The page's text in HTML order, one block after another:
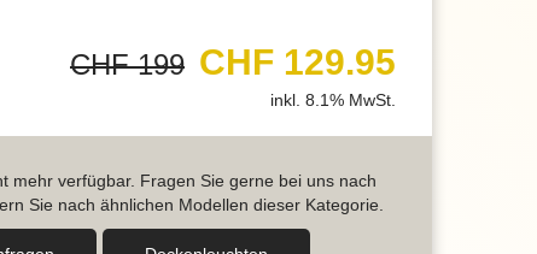
zum Meditieren
von Vorteil
romantischen Dinner ein angenehmer
kann in Reihe geschaltet werden
CHF 199 CHF 129.95
inkl. 8.1% MwSt.
mehr verfügbar. Fragen Sie gerne bei uns nach
Sie nach ähnlichen Modellen dieser Kategorie.